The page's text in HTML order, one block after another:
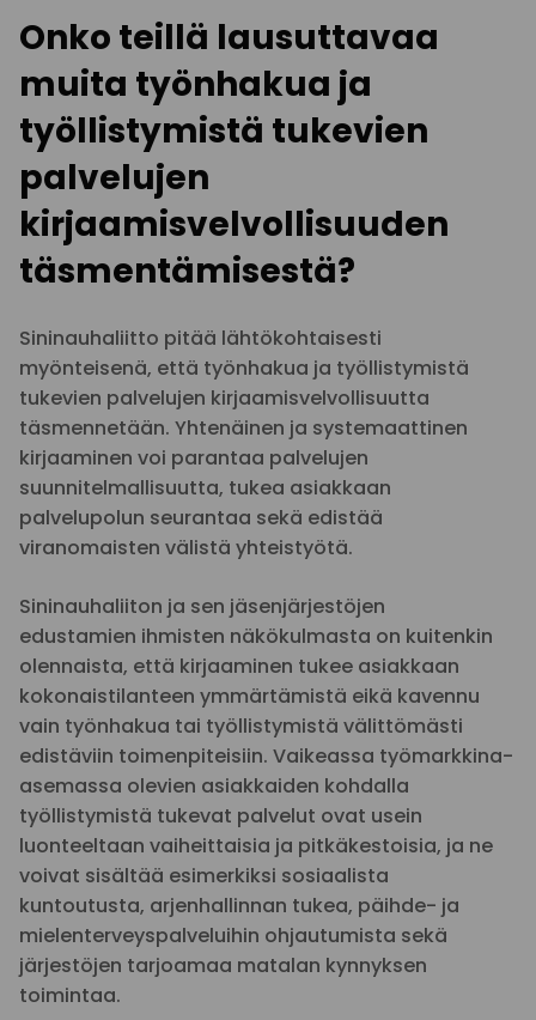
Onko teillä lausuttavaa
muita työnhakua ja
työllistymistä tukevien
palvelujen
kirjaamisvelvollisuuden
täsmentämisestä?
Sininauhaliitto pitää lähtökohtaisesti
myönteisenä, että työnhakua ja työllistymistä
tukevien palvelujen kirjaamisvelvollisuutta
täsmennetään. Yhtenäinen ja systemaattinen
kirjaaminen voi parantaa palvelujen
suunnitelmallisuutta, tukea asiakkaan
palvelupolun seurantaa sekä edistää
viranomaisten välistä yhteistyötä.
Sininauhaliiton ja sen jäsenjärjestöjen
edustamien ihmisten näkökulmasta on kuitenkin
olennaista, että kirjaaminen tukee asiakkaan
kokonaistilanteen ymmärtämistä eikä kavennu
vain työnhakua tai työllistymistä välittömästi
edistäviin toimenpiteisiin. Vaikeassa työmarkkina-
asemassa olevien asiakkaiden kohdalla
työllistymistä tukevat palvelut ovat usein
luonteeltaan vaiheittaisia ja pitkäkestoisia, ja ne
voivat sisältää esimerkiksi sosiaalista
kuntoutusta, arjenhallinnan tukea, päihde- ja
mielenterveyspalveluihin ohjautumista sekä
järjestöjen tarjoamaa matalan kynnyksen
toimintaa.